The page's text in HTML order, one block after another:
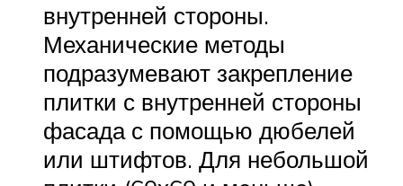
внутренней стороны.
Механические методы
подразумевают закрепление
плитки с внутренней стороны
фасада с помощью дюбелей
или штифтов. Для небольшой